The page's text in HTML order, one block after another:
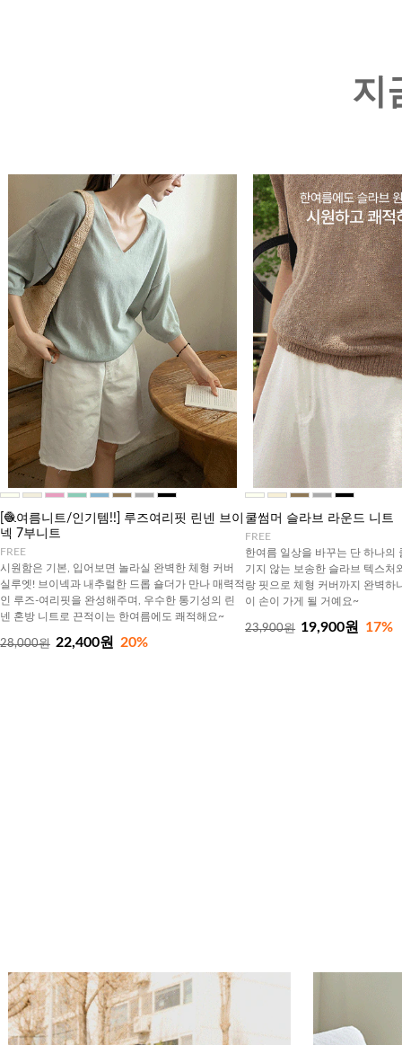
지
[🧶여름니트/인기템!!] 루즈여리핏 린넨 브이
넥 7부니트
FREE
시원함은 기본, 입어보면 놀라실 완벽한 체형 커버
실루엣! 브이넥과 내추럴한 드롭 숄더가 만나 매력적
인 루즈-여리핏을 완성해주며, 우수한 통기성의 린
넨 혼방 니트로 끈적이는 한여름에도 쾌적해요~
28,000원 22,400원 20%
쿨썸머 슬라브 라운드 니트
FREE
한여름 일상을 바꾸는 단 하나의
기지 않는 보송한 슬라브 텍스처
랑 핏으로 체형 커버까지 완벽하
이 손이 가게 될 거예요~
23,900원 19,900원 17%